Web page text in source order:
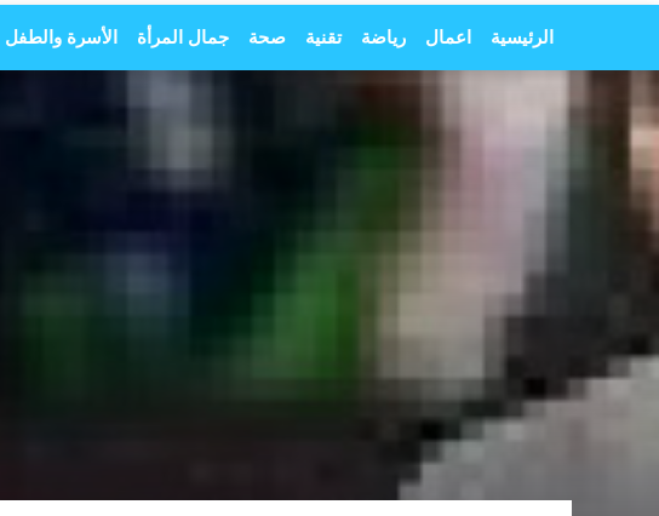
الرئيسية اعمال رياضة تقنية صحة جمال المرأة الأسرة والطفل